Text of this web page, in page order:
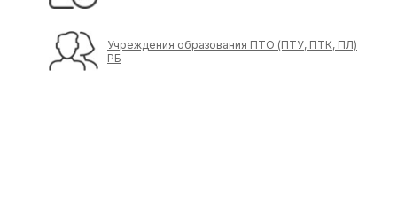
Учреждения образования ПТО (ПТУ, ПТК, ПЛ)
РБ